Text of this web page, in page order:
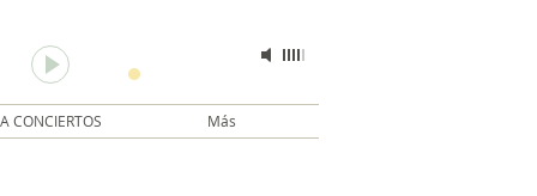
CONCIERTOS Más